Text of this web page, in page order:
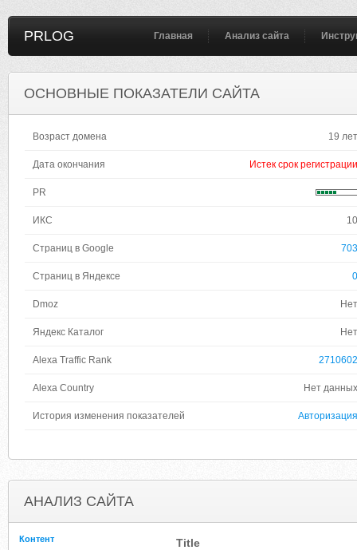
PRLOG Главная Анализ сайта
ОСНОВНЫЕ ПОКАЗАТЕЛИ САЙТА
Возраст домена 19 лет
Дата окончания Истек срок регистрации
PR
ИКС 10
Страниц в Google 703
Страниц в Яндексе 0
Dmoz Нет
Яндекс Каталог Нет
Alexa Traffic Rank 2710602
Alexa Country Нет данных
История изменения показателей Авторизация
АНАЛИЗ САЙТА
Контент Title